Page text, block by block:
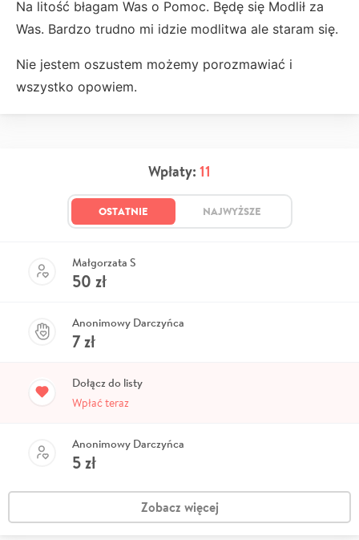
Na litość błagam Was o Pomoc. Będę się Modlił za
Was. Bardzo trudno mi idzie modlitwa ale staram się.
Nie jestem oszustem możemy porozmawiać i
wszystko opowiem.
Wpłaty: 11
OSTATNIE NAJWYŻSZE
Małgorzata S
50 zł
Anonimowy Darczyńca
7zł
Dołącz do listy
Wpłać teraz
Anonimowy Darczyńca
5zł
Zobacz więcej